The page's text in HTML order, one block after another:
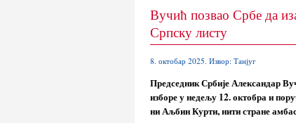
Вучић позвао Србе да
Српску листу
8. октобар 2025. Извор: Танјуг
Председник Србије Александар
изборе у недељу 12. октобра и
ни Аљбин Курти, нити стране